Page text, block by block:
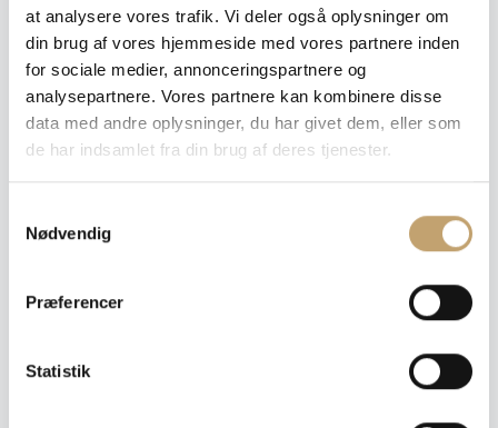
at analysere vores trafik. Vi deler også oplysninger om
din brug af vores hjemmeside med vores partnere inden
for sociale medier, annonceringspartnere og
analysepartnere. Vores partnere kan kombinere disse
data med andre oplysninger, du har givet dem, eller som
de har indsamlet fra din brug af deres tjenester.
Nødvendig
Præferencer
Statistik
Terrazzo Bielle -
Terrazzo Fliser – Bielle
Pris fra:750,00 kr.
pr. m²
Terrazzo Vulcano -
Terrazzo Fliser –
Vulcano
Pris fra:680,00
pr. m²